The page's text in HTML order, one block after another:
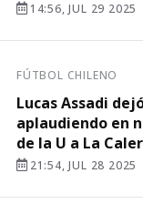
14:56, JUL 29 2025
FÚTBOL CHILENO
Lucas Assadi
aplaudiendo en
de la U a La
21:54, JUL 28 2025